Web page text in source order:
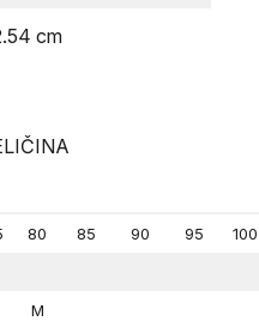
cm
80 85 90 95
100
M